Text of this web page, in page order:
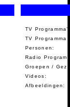
TV
TV Programma
Personen:
Radio
Groepen /
Videos:
Afbeeldingen: